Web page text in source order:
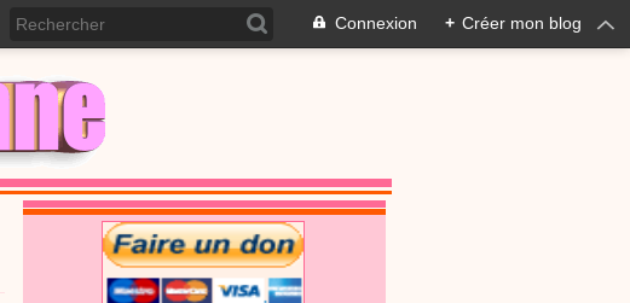
Connexion + Créer mon blog